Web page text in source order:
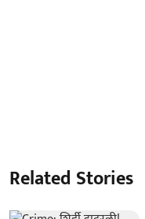
Related Stories